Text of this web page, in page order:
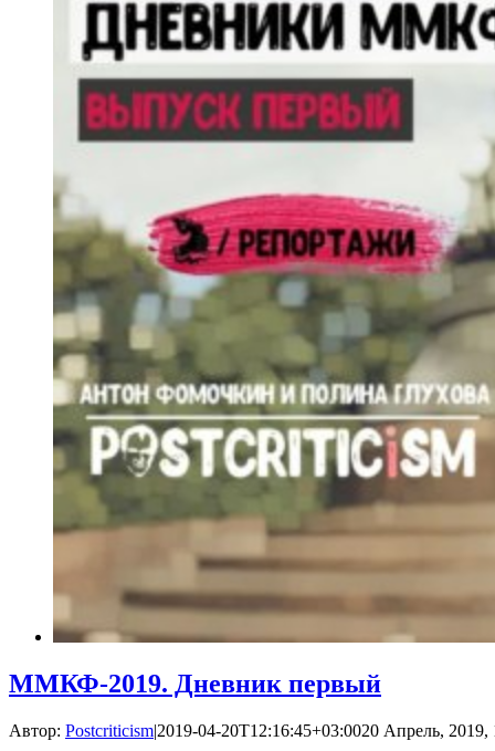
ММКФ-2019. Дневник первый
Автор: Postcriticism|2019-04-20T12:16:45+03:0020 Апрель, 2019,